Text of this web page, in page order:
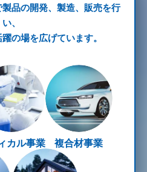
品の開発、製造、販売を行
い、
の場を広げています。
カル事業 複合材事業